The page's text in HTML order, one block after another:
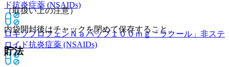
ド抗炎症薬 (NSAIDs)
ロキソプロフェンＮａパップ１００ｍｇ「ラクール」 非ステ
ロイド抗炎症薬 (NSAIDs)
（取扱い上の注意）
内袋開封後はチャックを閉めて保存すること。
貯法